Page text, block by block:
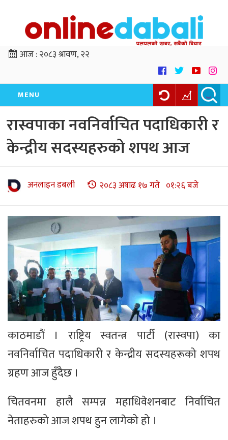
आज :२०८३ श्रावण, २२
MENU
रास्वपाका नवनिर्वाचित पदाधिकारी र
केन्द्रीय सदस्यहरुको शपथ आज
अनलाइन डबली २०८३ अषाढ १७ गते ०१:२६ बजे
काठमाडौं । राष्ट्रिय स्वतन्त्र पार्टी (रास्वपा) का
नवनिर्वाचित पदाधिकारी र केन्द्रीय सदस्यहरूको शपथ
ग्रहण आज हुँदैछ ।
चितवनमा हालै सम्पन्न महाधिवेशनबाट निर्वाचित
नेताहरुको आज शपथ हुन लागेको हो ।